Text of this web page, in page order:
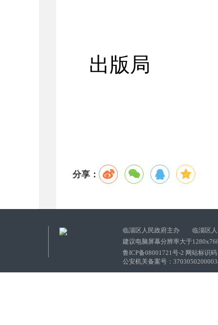
出版局
分享：
临淄区人民政府主办 临淄区人
建议电脑屏幕分辨率大于
鲁ICP备08001721号-2 网站标识
公安机关备案号：